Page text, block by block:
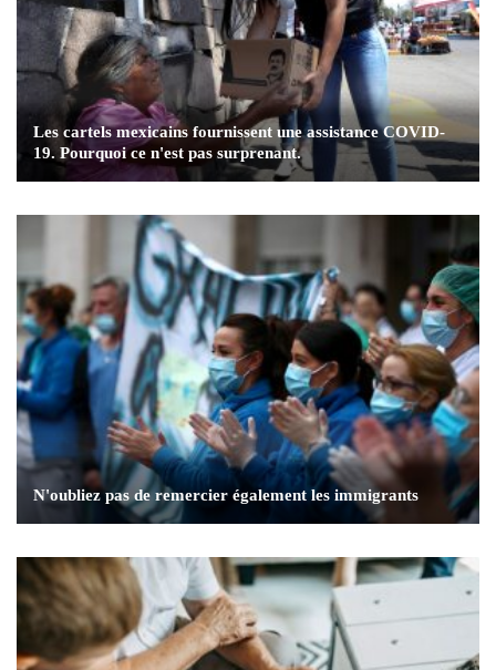
Les cartels mexicains fournissent une assistance COVID-
19. Pourquoi ce n'est pas surprenant.
N'oubliez pas de remercier également les immigrants